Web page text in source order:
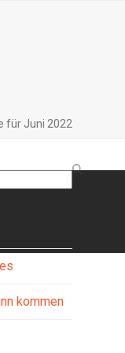
für Juni 2022
kommen